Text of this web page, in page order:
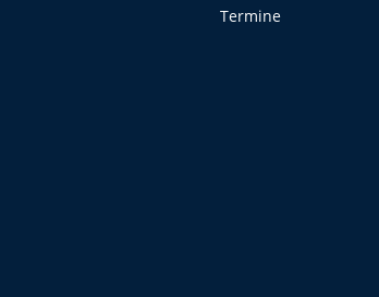
Termine